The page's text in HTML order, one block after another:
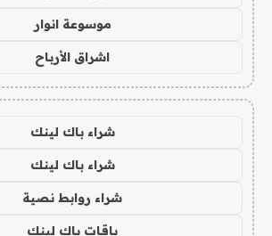
موسوعة انوار
اشراق الأرباح
شراء باك لينك
شراء باك لينك
شراء روابط نصية
باقات باك لينك